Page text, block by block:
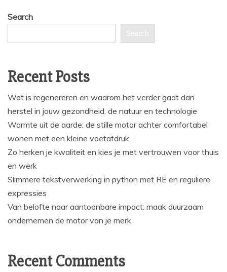
Search
Search
Recent Posts
Wat is regenereren en waarom het verder gaat dan
herstel in jouw gezondheid, de natuur en technologie
Warmte uit de aarde: de stille motor achter comfortabel
wonen met een kleine voetafdruk
Zo herken je kwaliteit en kies je met vertrouwen voor thuis
en werk
Slimmere tekstverwerking in python met RE en reguliere
expressies
Van belofte naar aantoonbare impact: maak duurzaam
ondernemen de motor van je merk
Recent Comments